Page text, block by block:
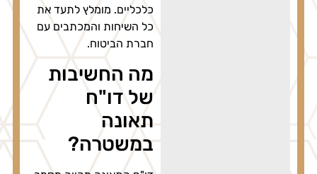
כלכליים. מומלץ לתעד את
כל השיחות והמכתבים עם
חברת הביטוח.
מה החשיבות
של דו"ח
תאונה
במשטרה?